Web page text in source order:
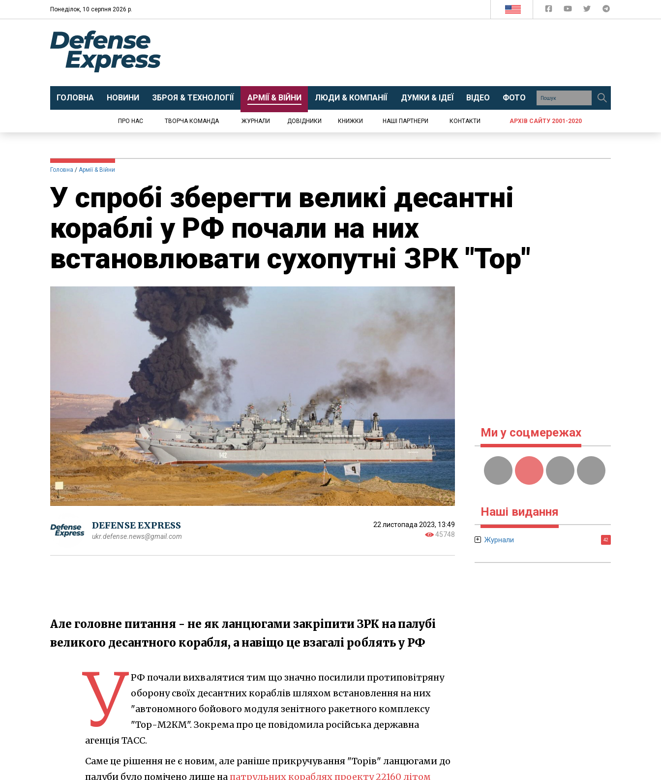
Понеділок, 10 серпня 2026 р.
ГОЛОВНА НОВИНИ ЗБРОЯ & ТЕХНОЛОГІЇ АРМІЇ & ВІЙНИ ЛЮДИ & КОМПАНІЇ ДУМКИ & ІДЕЇ ВІДЕО ФОТО
ПРО НАС ТВОРЧА КОМАНДА ЖУРНАЛИ ДОВІДНИКИ КНИЖКИ НАШІ ПАРТНЕРИ КОНТАКТИ АРХІВ САЙТУ 2001-2020
Головна Армії & Війни
У спробі зберегти великі десантні
кораблі у РФ почали на них
встановлювати сухопутні ЗРК "Тор"
DEFENSE EXPRESS
ukr.defense.news@gmail.com
22 листопада 2023, 13:49
45748
Але головне питання - не як ланцюгами закріпити ЗРК на палубі
великого десантного корабля, а навіщо це взагалі роблять у РФ
У РФ почали вихвалятися тим що значно посилили протиповітряну
оборону своїх десантних кораблів шляхом встановлення на них
"автономного бойового модуля зенітного ракетного комплексу
"Тор-М2КМ". Зокрема про це повідомила російська державна
агенція ТАСС.
Саме це рішення не є новим, але раніше прикручування "Торів" ланцюгами до
палуби було помічено лише на патрульних кораблях проекту 22160 літом
Ми у соцмережах
Наші видання
Журнали 42